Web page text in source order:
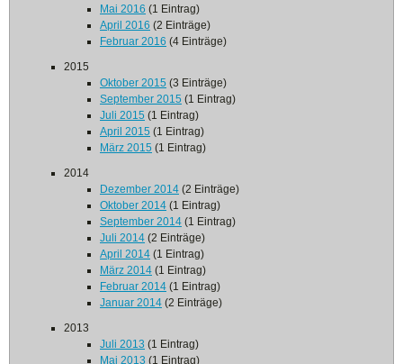
Mai 2016 (1 Eintrag)
April 2016 (2 Einträge)
Februar 2016 (4 Einträge)
2015
Oktober 2015 (3 Einträge)
September 2015 (1 Eintrag)
Juli 2015 (1 Eintrag)
April 2015 (1 Eintrag)
März 2015 (1 Eintrag)
2014
Dezember 2014 (2 Einträge)
Oktober 2014 (1 Eintrag)
September 2014 (1 Eintrag)
Juli 2014 (2 Einträge)
April 2014 (1 Eintrag)
März 2014 (1 Eintrag)
Februar 2014 (1 Eintrag)
Januar 2014 (2 Einträge)
2013
Juli 2013 (1 Eintrag)
Mai 2013 (1 Eintrag)